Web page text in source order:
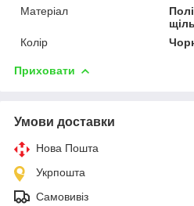
Матеріал
Колір
Приховати
Умови доставки
Нова Пошта
Укрпошта
Самовивіз